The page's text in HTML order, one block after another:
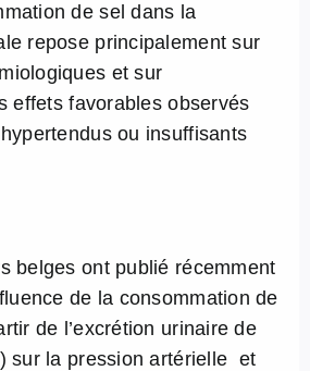
de sel dans la
repose principalement sur
et sur
effets favorables observés
ou insuffisants
belges ont publié récemment
de la consommation de
de l’excrétion urinaire de
sur la pression artérielle et